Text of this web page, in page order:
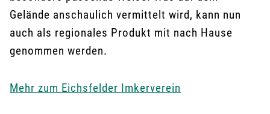
Gelände anschaulich vermittelt wird, kann nun
auch als regionales Produkt mit nach Hause
genommen werden.
Mehr zum Eichsfelder Imkerverein